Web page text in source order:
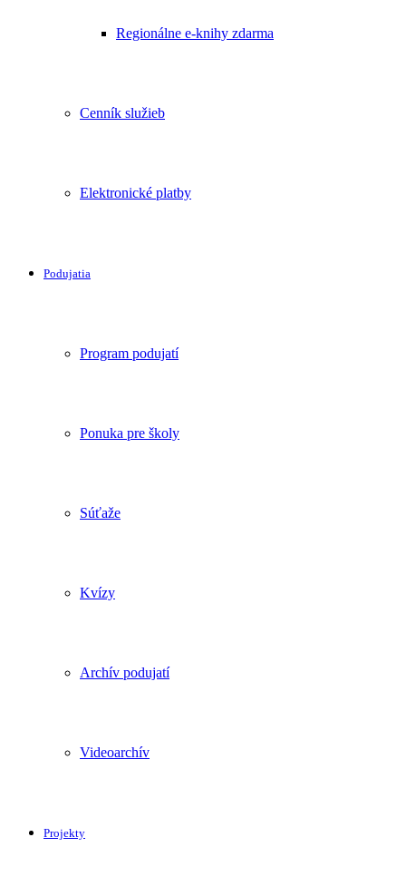
Regionálne e-knihy zdarma
Cenník služieb
Elektronické platby
Podujatia
Program podujatí
Ponuka pre školy
Súťaže
Kvízy
Archív podujatí
Videoarchív
Projekty